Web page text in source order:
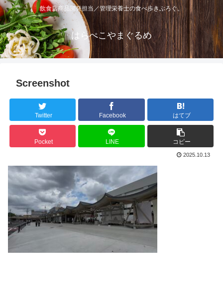
飲食店商品開発担当／管理栄養士の食べ歩きぶろぐ。
はらぺこやまぐるめ
Screenshot
Twitter Facebook はてブ
Pocket LINE コピー
2025.10.13